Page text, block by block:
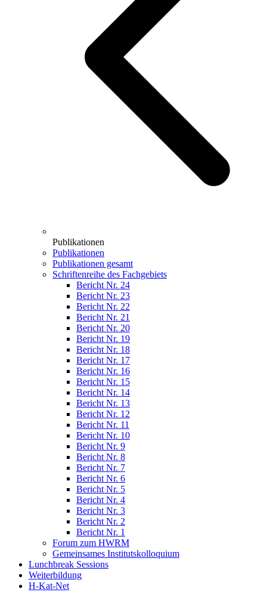
Publikationen
Publikationen
Publikationen gesamt
Schriftenreihe des Fachgebiets
Bericht Nr. 24
Bericht Nr. 23
Bericht Nr. 22
Bericht Nr. 21
Bericht Nr. 20
Bericht Nr. 19
Bericht Nr. 18
Bericht Nr. 17
Bericht Nr. 16
Bericht Nr. 15
Bericht Nr. 14
Bericht Nr. 13
Bericht Nr. 12
Bericht Nr. 11
Bericht Nr. 10
Bericht Nr. 9
Bericht Nr. 8
Bericht Nr. 7
Bericht Nr. 6
Bericht Nr. 5
Bericht Nr. 4
Bericht Nr. 3
Bericht Nr. 2
Bericht Nr. 1
Forum zum HWRM
Gemeinsames Institutskolloquium
Lunchbreak Sessions
Weiterbildung
H-Kat-Net